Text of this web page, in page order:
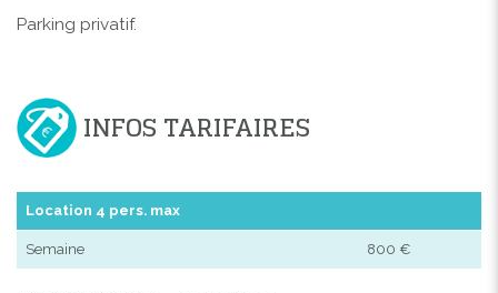
Parking privatif.
INFOS TARIFAIRES
Location 4 pers. max
Semaine 800 €